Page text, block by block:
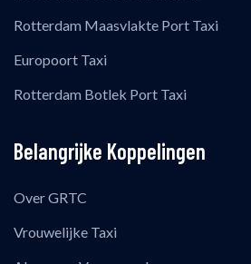
Rotterdam Maasvlakte Port Taxi
Europoort Taxi
Rotterdam Botlek Port Taxi
Belangrijke Koppelingen
Over GRTC
Vrouwelijke Taxi